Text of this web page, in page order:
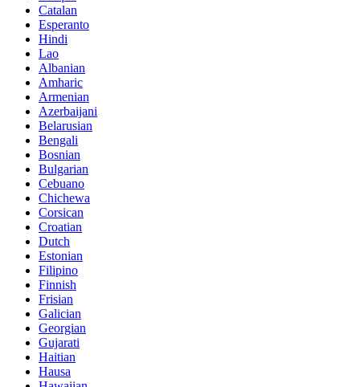
Catalan
Esperanto
Hindi
Lao
Albanian
Amharic
Armenian
Azerbaijani
Belarusian
Bengali
Bosnian
Bulgarian
Cebuano
Chichewa
Corsican
Croatian
Dutch
Estonian
Filipino
Finnish
Frisian
Galician
Georgian
Gujarati
Haitian
Hausa